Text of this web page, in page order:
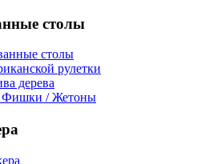
столы
столы
рулетки
дерева
Фишки / Жетоны